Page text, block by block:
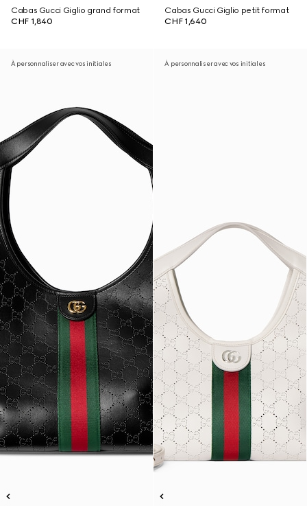
Cabas Gucci Giglio grand format
CHF 1,840
Cabas Gucci Giglio petit format
CHF 1,640
À personnaliser avec vos initiales À personnaliser avec vos initiales